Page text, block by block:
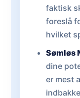
faktisk
foreslå
hvilket
Sømløs
dine
er mest